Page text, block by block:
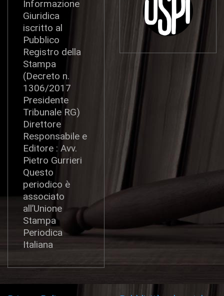
Informazione
Giuridica
iscritto al
Pubblico
Registro della
Stampa
(Decreto n.
1306/2017
Presidente
Tribunale RG)
Direttore
Responsabile e
Editore : Avv.
Pietro Gurrieri
Questo
periodico è
associato
all’Unione
Stampa
Periodica
Italiana